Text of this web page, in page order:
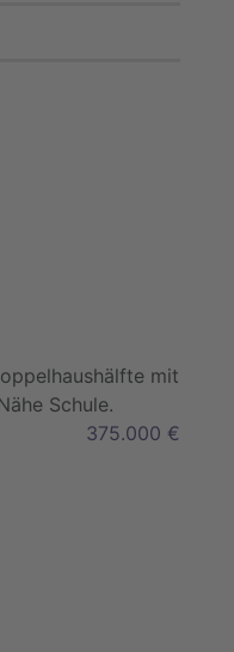
mit
Schule.
375.000 €